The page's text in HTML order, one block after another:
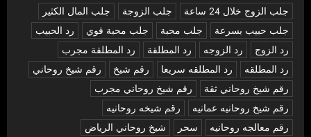
جلب الزوج خلال 24 ساعة
جلب الزوجة
جلب المال الكثير
جلب حبيب بسرعة
جلب محبة جلب محبة قوي
رد الحبيب
رد الزوج
رد الزوجه رد المطلقة
رد المطلقة مجرب
رد المطلقه
رد المطلقه سريعا رقم شيخ
رقم شيخ روحاني
رقم شيخ روحاني ثقة
رقم شيخ روحاني مجرب
رقم شيخ روحانيه عمانيه
رقم شيخه روحانيه
رقم معالجه روحانيه
سحر
شيخ روحاني الرياض